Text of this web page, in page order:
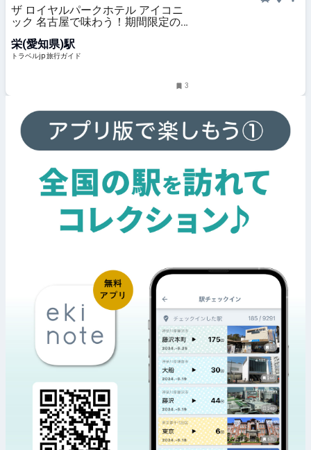
ザ ロイヤルパークホテル アイコニ
ック 名古屋で味わう！期間限定の
旅行ガイド
栄(愛知県)駅
トラベルjp 旅行ガイド
3